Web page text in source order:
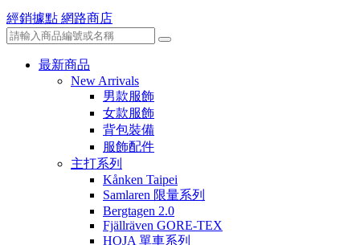
經銷據點 網路商店
最新商品
New Arrivals
男款服飾
女款服飾
背包裝備
服飾配件
主打系列
Kånken Taipei
Samlaren 限量系列
Bergtagen 2.0
Fjällräven GORE-TEX
HOJA 單車系列